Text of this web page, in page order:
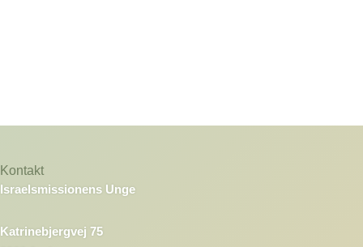
Kontakt
Israelsmissionens Unge
Katrinebjergvej 75